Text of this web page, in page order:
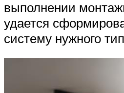
выполнении
удается
систему нужного